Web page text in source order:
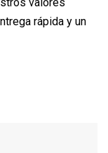
rápida y un